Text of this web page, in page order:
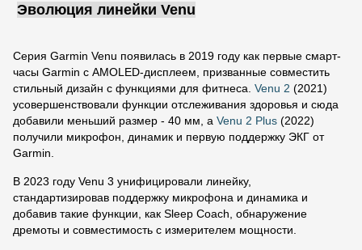
Эволюция линейки Venu
Серия Garmin Venu появилась в 2019 году как первые смарт-
часы Garmin с AMOLED-дисплеем, призванные совместить
стильный дизайн с функциями для фитнеса. Venu 2 (2021)
усовершенствовали функции отслеживания здоровья и сюда
добавили меньший размер - 40 мм, а Venu 2 Plus (2022)
получили микрофон, динамик и первую поддержку ЭКГ от
Garmin.
В 2023 году Venu 3 унифицировали линейку,
стандартизировав поддержку микрофона и динамика и
добавив такие функции, как Sleep Coach, обнаружение
дремоты и совместимость с измерителем мощности.